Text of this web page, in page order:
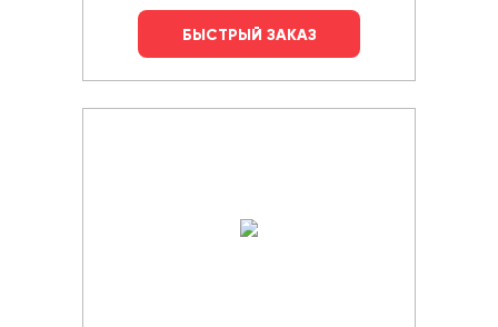
БЫСТРЫЙ ЗАКАЗ